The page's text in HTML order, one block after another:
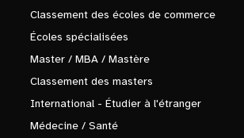
Classement des écoles de commerce
Écoles spécialisées
Master / MBA / Mastère
Classement des masters
International - Étudier à l'étranger
Médecine / Santé